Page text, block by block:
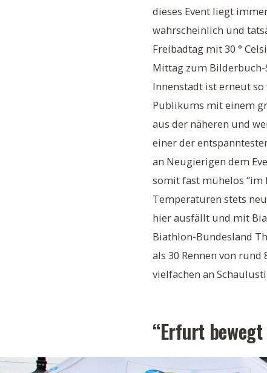
dieses Event liegt
wahrscheinlich und
Freibadtag mit 30 °
Mittag zum
Innenstadt ist erneut
Publikums mit einem
aus der näheren und
einer der
an Neugierigen dem
somit fast mühelos “im
Temperaturen stets
hier ausfällt und mit
Biathlon-Bundesland
als 30 Rennen von
vielfachen an
“Erfurt